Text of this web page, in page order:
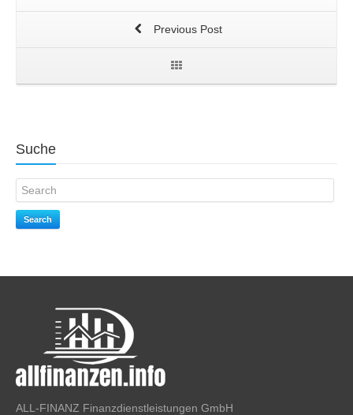
Previous Post
Suche
Search
ALL-FINANZ Finanzdienstleistungen GmbH